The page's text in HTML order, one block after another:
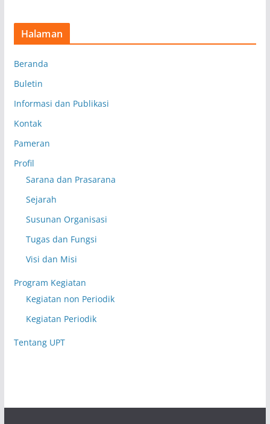
Halaman
Beranda
Buletin
Informasi dan Publikasi
Kontak
Pameran
Profil
Sarana dan Prasarana
Sejarah
Susunan Organisasi
Tugas dan Fungsi
Visi dan Misi
Program Kegiatan
Kegiatan non Periodik
Kegiatan Periodik
Tentang UPT